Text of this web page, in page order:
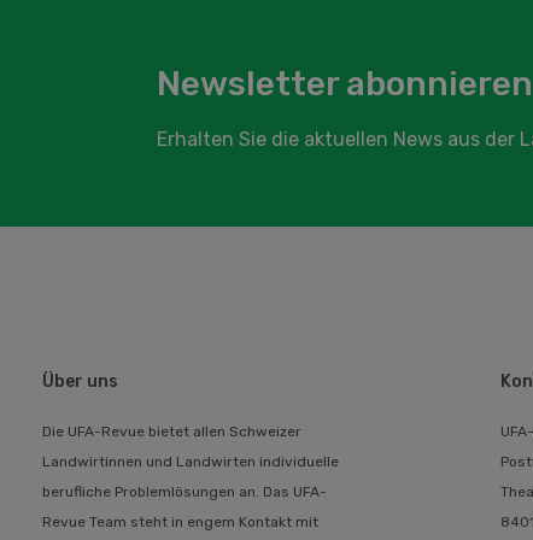
Newsletter abonnieren
Erhalten Sie die aktuellen News aus der
Über uns
Die UFA-Revue bietet allen Schweizer
Landwirtinnen und Landwirten individuelle
berufliche Problemlösungen an. Das UFA-
Revue Team steht in engem Kontakt mit